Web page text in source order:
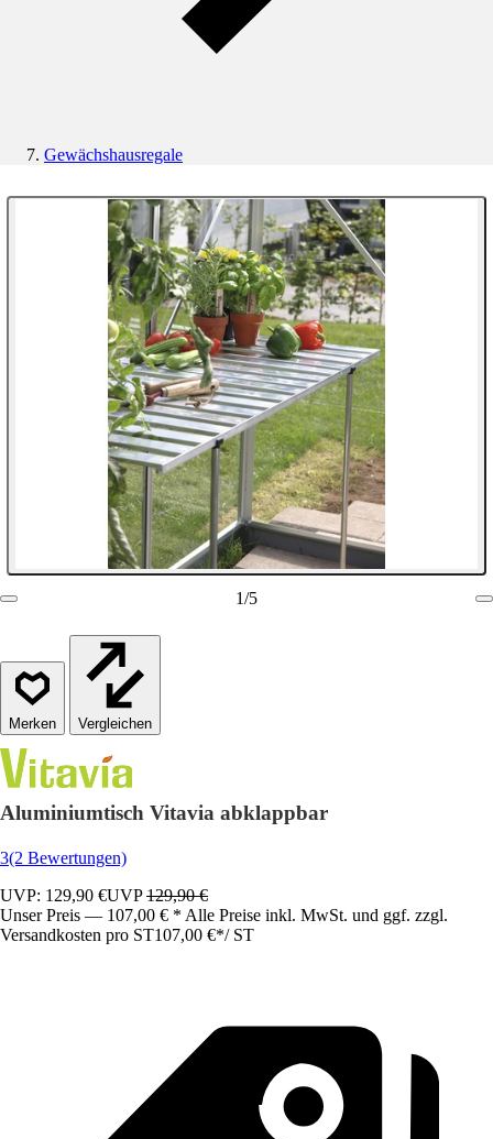
Gewächshausregale
1/5
Vergleichen
Aluminiumtisch Vitavia abklappbar
3(2 Bewertungen)
UVP: 129,90 €UVP129,90 €
Unser Preis — 107,00 € * Alle Preise inkl. MwSt. und ggf. zzgl.
Versandkosten pro ST107,00 €*/ ST